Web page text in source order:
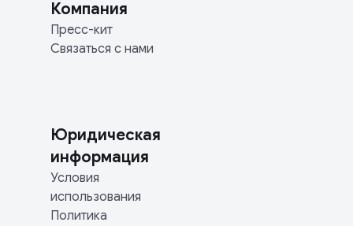
Компания
Пресс-кит
Связаться с нами
Юридическая
информация
Условия
использования
Политика